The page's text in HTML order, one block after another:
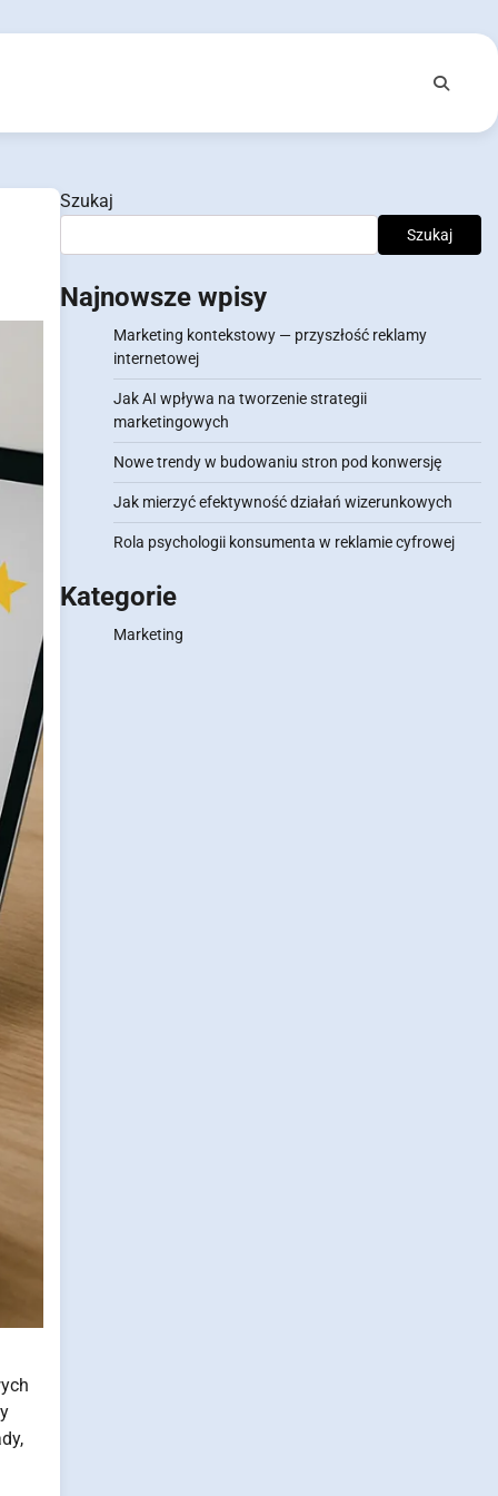
Szukaj
Szukaj
Najnowsze wpisy
Marketing kontekstowy — przyszłość reklamy
internetowej
Jak AI wpływa na tworzenie strategii
marketingowych
Nowe trendy w budowaniu stron pod konwersję
Jak mierzyć efektywność działań wizerunkowych
Rola psychologii konsumenta w reklamie cyfrowej
Kategorie
Marketing